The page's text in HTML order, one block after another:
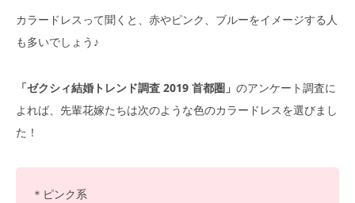
カラードレスって聞くと、赤やピンク、ブルーをイメージする人
も多いでしょう♪
「ゼクシィ結婚トレンド調査 2019 首都圏」 のアンケート調査に
よれば、先輩花嫁たちは次のような色のカラードレスを選びまし
た！
＊ピンク系